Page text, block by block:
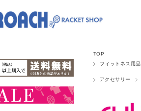
TOP
フィットネス用品
アクセサリー